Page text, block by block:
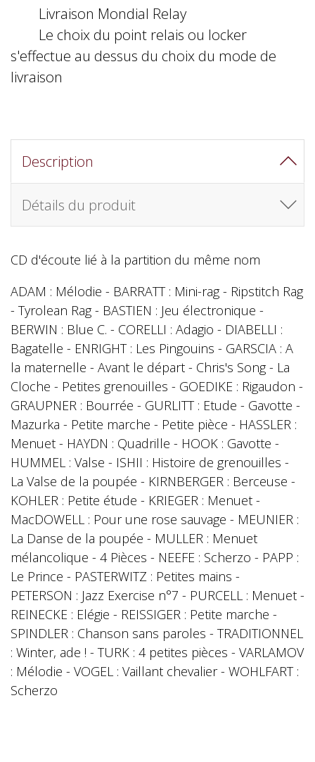
Livraison Mondial Relay
Le choix du point relais ou locker
s'effectue au dessus du choix du mode de
livraison
Description
Détails du produit
CD d'écoute lié à la partition du même nom
ADAM : Mélodie - BARRATT : Mini-rag - Ripstitch Rag
- Tyrolean Rag - BASTIEN : Jeu électronique -
BERWIN : Blue C. - CORELLI : Adagio - DIABELLI :
Bagatelle - ENRIGHT : Les Pingouins - GARSCIA : A
la maternelle - Avant le départ - Chris's Song - La
Cloche - Petites grenouilles - GOEDIKE : Rigaudon -
GRAUPNER : Bourrée - GURLITT : Etude - Gavotte -
Mazurka - Petite marche - Petite pièce - HASSLER :
Menuet - HAYDN : Quadrille - HOOK : Gavotte -
HUMMEL : Valse - ISHII : Histoire de grenouilles -
La Valse de la poupée - KIRNBERGER : Berceuse -
KOHLER : Petite étude - KRIEGER : Menuet -
MacDOWELL : Pour une rose sauvage - MEUNIER :
La Danse de la poupée - MULLER : Menuet
mélancolique - 4 Pièces - NEEFE : Scherzo - PAPP :
Le Prince - PASTERWITZ : Petites mains -
PETERSON : Jazz Exercise n°7 - PURCELL : Menuet -
REINECKE : Elégie - REISSIGER : Petite marche -
SPINDLER : Chanson sans paroles - TRADITIONNEL
: Winter, ade ! - TURK : 4 petites pièces - VARLAMOV
: Mélodie - VOGEL : Vaillant chevalier - WOHLFART :
Scherzo